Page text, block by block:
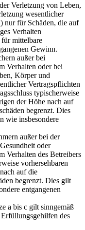
Verletzung von Leben,
wesentlicher
nur für Schäden, die auf
Verhalten
mittelbare
Gewinn.
außer bei
Verhalten oder bei
Körper und
Vertragspflichten
typischerweise
der Höhe nach auf
begrenzt. Dies
wie insbesondere
außer bei der
oder
Verhalten des Betreibers
vorhersehbaren
auf die
begrenzt. Dies gilt
entgangenen
a bis c gilt sinngemäß
des